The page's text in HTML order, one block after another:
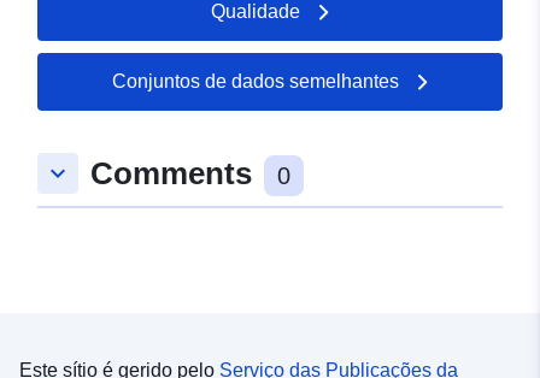
Qualidade
Conjuntos de dados semelhantes
keyboard_arrow_down Comments 0
Este sítio é gerido pelo Serviço das Publicações da